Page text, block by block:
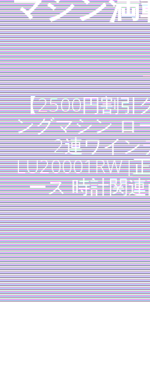
【2500円割引
ングマシン ロ
2連ワイン
LU20001RW [
ース 時計関